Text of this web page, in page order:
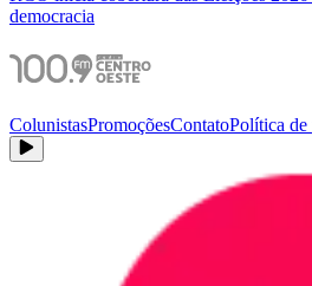
democracia
ColunistasPromoçõesContatoPolítica de